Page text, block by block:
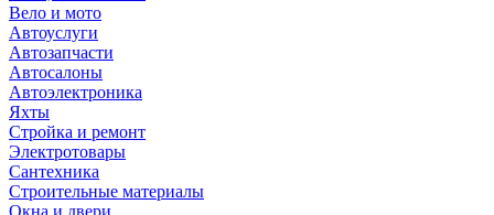
Вело и мото
Автоуслуги
Автозапчасти
Автосалоны
Автоэлектроника
Яхты
Стройка и ремонт
Электротовары
Сантехника
Строительные материалы
Окна и двери